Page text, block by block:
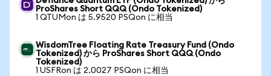
ProShares Short QQQ (Ondo Tokenized)
1 QTUMon は 5.9520 PSQon に相当
WisdomTree Floating Rate Treasury Fund (Ondo
Tokenized) から ProShares Short QQQ (Ondo
Tokenized)
1 USFRon は 2.0027 PSQon に相当